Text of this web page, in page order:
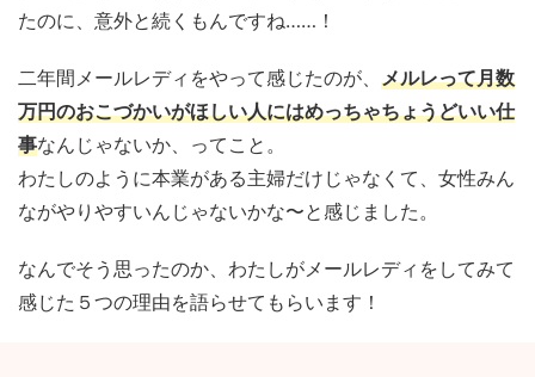
たのに、意外と続くもんですね……！
二年間メールレディをやって感じたのが、 メルレって月数
万円のおこづかいがほしい人にはめっちゃちょうどいい仕
事なんじゃないか、ってこと。
わたしのように本業がある主婦だけじゃなくて、女性みん
ながやりやすいんじゃないかな〜と感じました。
なんでそう思ったのか、わたしがメールレディをしてみて
感じた５つの理由を語らせてもらいます！